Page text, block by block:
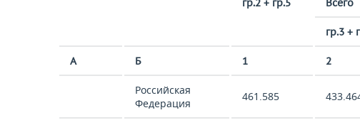
гр.2 + гр.5 Всего
гр.3 +
А Б 1 2
Российская
Федерация
461.585